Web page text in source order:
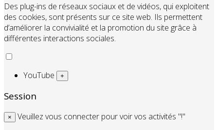
Des plug-ins de réseaux sociaux et de vidéos, qui exploitent
des cookies, sont présents sur ce site web. Ils permettent
d’améliorer la convivialité et la promotion du site grâce à
différentes interactions sociales.
YouTube +
Session
× Veuillez vous connecter pour voir vos activités "!"